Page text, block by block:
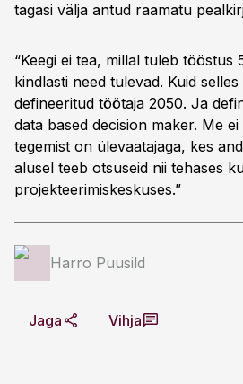
tagasi välja antud raamatu
“Keegi ei tea, millal tuleb tööstus
kindlasti need tulevad. Kuid
defineeritud töötaja 2050. Ja
data based decision maker. Me
tegemist on ülevaatajaga, kes
alusel teeb otsuseid nii tehases
projekteerimiskeskuses.”
Harro Puusild
Jaga Vihja